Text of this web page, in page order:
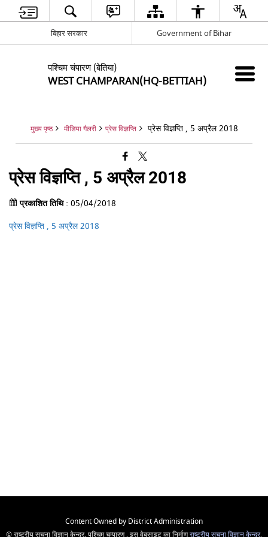
बिहार सरकार Government of Bihar
पश्चिम चंपारण (बेतिया)
WEST CHAMPARAN(HQ-BETTIAH)
मुख्य पृष्ठ मीडिया गैलरी प्रेस विज्ञप्ति प्रेस विज्ञप्ति , 5 अप्रैल 2018
प्रेस विज्ञप्ति , 5 अप्रैल 2018
प्रकाशित तिथि: 05/04/2018
प्रेस विज्ञप्ति , 5 अप्रैल 2018
Content Owned by District Administration
© राष्ट्रीय सूचना विज्ञान केन्द्र, पश्चिम चम्पारण , इस वेबसाइट का निर्माणराष्ट्रीय सूचना विज्ञान केन्द्र,